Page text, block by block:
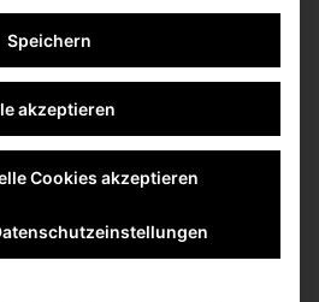
width=”10″
visibility,medium-
class=”” id=”” /]
für Führungskräfte
Speichern
akzeptieren
Cookies akzeptieren